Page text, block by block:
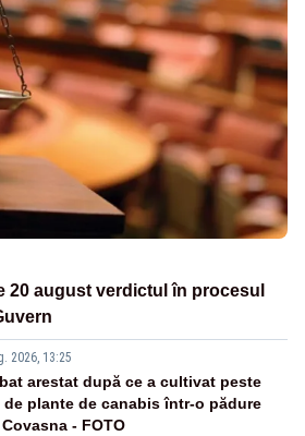
20 august verdictul în procesul
2026, 13:25
arestat după ce a cultivat peste
de plante de canabis într-o pădure
- FOTO